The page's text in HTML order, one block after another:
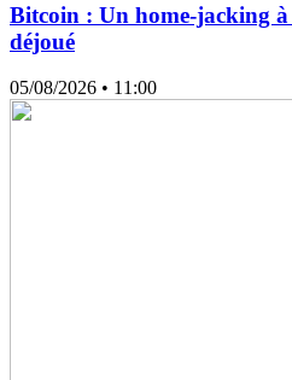
Bitcoin : Un home-jacking
déjoué
05/08/2026 • 11:00